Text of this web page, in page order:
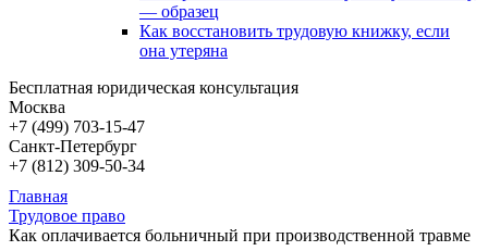
— образец
Как восстановить трудовую книжку, если
она утеряна
Бесплатная юридическая консультация
Москва
+7 (499) 703-15-47
Санкт-Петербург
+7 (812) 309-50-34
Главная
Трудовое право
Как оплачивается больничный при производственной травме